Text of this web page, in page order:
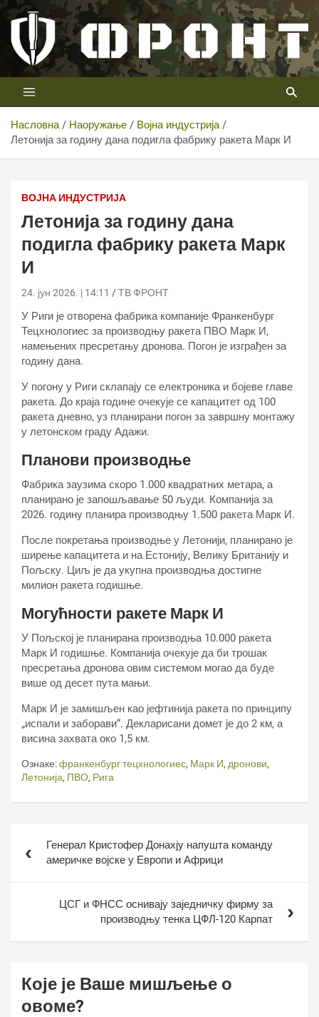
Скип
цонтент
Телевизија ФРОНТ
Први војни канал у Србији
Насловна Наоружање
Војна индустрија
Летонија за годину дана подигла фабрику ракета Марк И
ВОЈНА ИНДУСТРИЈА
Летонија за годину дана
подигла фабрику ракета Марк
И
24. јун 2026. | 14:11 ТВ ФРОНТ
У Риги је отворена фабрика компаније Франкенбург
Тецхнологиес за производњу ракета ПВО Марк И,
намењених пресретању дронова. Погон је изграђен за
годину дана.
У погону у Риги склапају се електроника и бојеве главе
ракета. До краја године очекује се капацитет од 100
ракета дневно, уз планирани погон за завршну монтажу
у летонском граду Адажи.
Планови производње
Фабрика заузима скоро 1.000 квадратних метара, а
планирано је запошљавање 50 људи. Компанија за
2026. годину планира производњу 1.500 ракета Марк И.
После покретања производње у Летонији, планирано је
ширење капацитета и на Естонију, Велику Британију и
Пољску. Циљ је да укупна производња достигне
милион ракета годишње.
Могућности ракете Марк И
У Пољској је планирана производња 10.000 ракета
Марк И годишње. Компанија очекује да би трошак
пресретања дронова овим системом могао да буде
више од десет пута мањи.
Марк И је замишљен као јефтинија ракета по принципу
„испали и заборави“. Декларисани домет је до 2 км, а
висина захвата око 1,5 км.
Ознаке:франкенбург тецхнологиес, Марк И, дронови,
Летонија, ПВО, Рига
чланкаГенерал Кристофер Донахју напушта команду
америчке војске у Европи и Африци
ЦСГ и ФНСС оснивају заједничку фирму за
производњу тенка ЦФЛ-120 Карпат
Које је Ваше мишљење о
овоме?